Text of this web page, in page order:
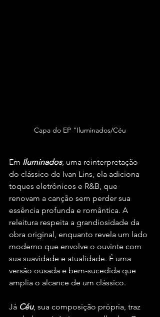
Capa do EP "Iluminados/Céu
Em Iluminados, uma reinterpretação
do clássico de Ivan Lins, ela adiciona
toques eletrônicos e R&B, que
renovam a canção sem perder sua
essência profunda e romântica. A
releitura respeita a grandiosidade da
obra original, enquanto revela um lado
moderno que envolve o ouvinte com
sua suavidade e atualidade. É uma
versão ousada e bem-sucedida que
amplia o alcance de um clássico.
Já Céu, sua composição própria, traz